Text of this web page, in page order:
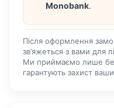
Monobank.
Після оформлення
зв’яжеться з вами для
Ми приймаємо лише
гарантують захист